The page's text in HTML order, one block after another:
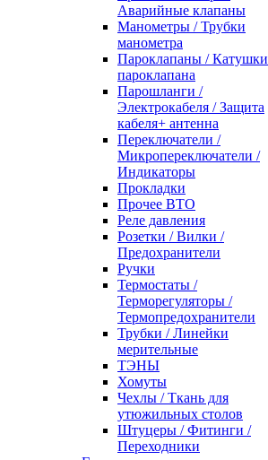
Аварийные клапаны
Манометры / Трубки
манометра
Пароклапаны / Катушки
пароклапана
Парошланги /
Электрокабеля / Защита
кабеля+ антенна
Переключатели /
Микропереключатели /
Индикаторы
Прокладки
Прочее ВТО
Реле давления
Розетки / Вилки /
Предохранители
Ручки
Термостаты /
Терморегуляторы /
Термопредохранители
Трубки / Линейки
мерительные
ТЭНЫ
Хомуты
Чехлы / Ткань для
утюжильных столов
Штуцеры / Фитинги /
Переходники